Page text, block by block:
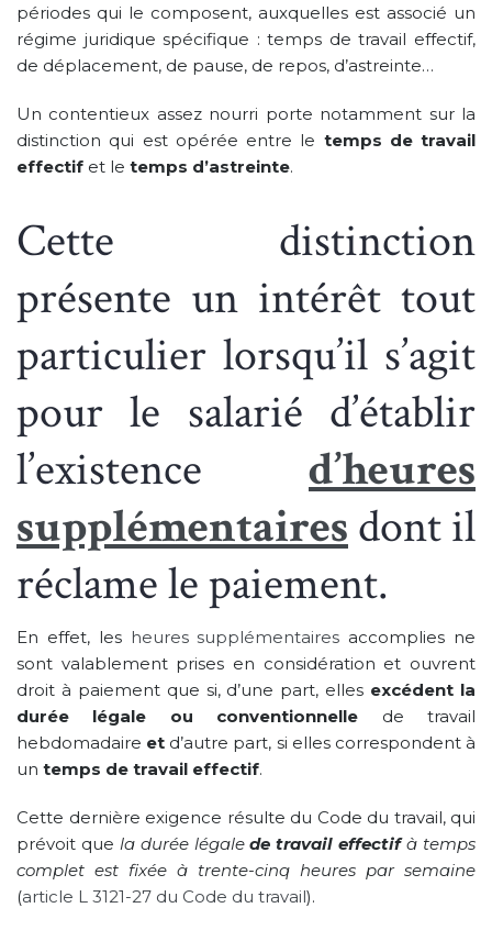
périodes qui le composent, auxquelles est associé un
régime juridique spécifique : temps de travail effectif,
de déplacement, de pause, de repos, d’astreinte…
Un contentieux assez nourri porte notamment sur la
distinction qui est opérée entre le temps de travail
effectif et le temps d’astreinte.
Cette distinction
présente un intérêt tout
particulier lorsqu’il s’agit
pour le salarié d’établir
l’existence d’heures
supplémentaires dont il
réclame le paiement.
En effet, les heures supplémentaires accomplies ne
sont valablement prises en considération et ouvrent
droit à paiement que si, d’une part, elles excédent la
durée légale ou conventionnelle de travail
hebdomadaire et d’autre part, si elles correspondent à
un temps de travail effectif.
Cette dernière exigence résulte du Code du travail, qui
prévoit que la durée légalede travail effectifà temps
complet est fixée à trente-cinq heures par semaine
(article L 3121-27 du Code du travail).